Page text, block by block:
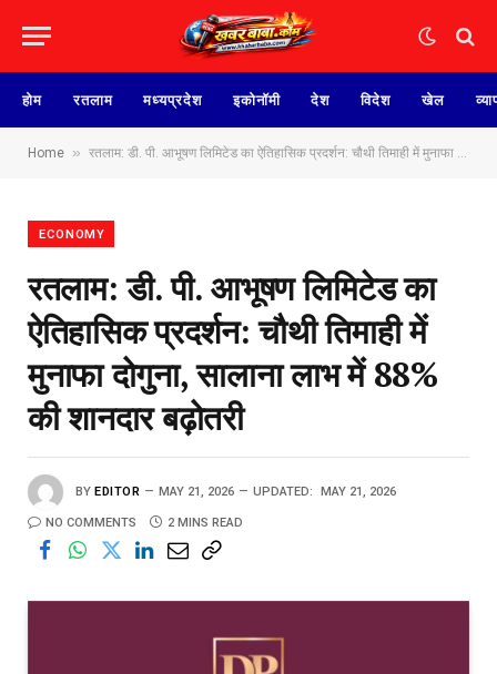
होम रतलाम मध्यप्रदेश इकोनॉमी देश विदेश खेल
Home » रतलाम: डी. पी. आभूषण लिमिटेड का ऐतिहासिक प्रदर्शन: चौथी तिमाही में मुनाफा दोगुना, सालाना लाभ में 88% की शानदार बढ़ोतरी
ECONOMY
रतलाम: डी. पी. आभूषण लिमिटेड का
ऐतिहासिक प्रदर्शन: चौथी तिमाही में
मुनाफा दोगुना, सालाना लाभ में 88%
की शानदार बढ़ोतरी
BY EDITOR MAY 21, 2026 UPDATED: MAY 21, 2026
NO COMMENTS 2 MINS READ